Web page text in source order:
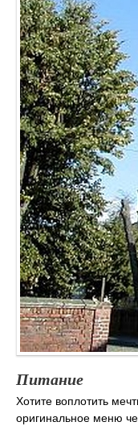
Питание
Хотите воплотить
оригинальное меню